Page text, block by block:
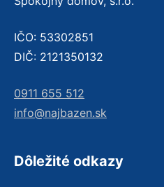
IČO: 53302851
DIČ: 2121350132
0911 655 512
info@najbazen.sk
Dôležité odkazy